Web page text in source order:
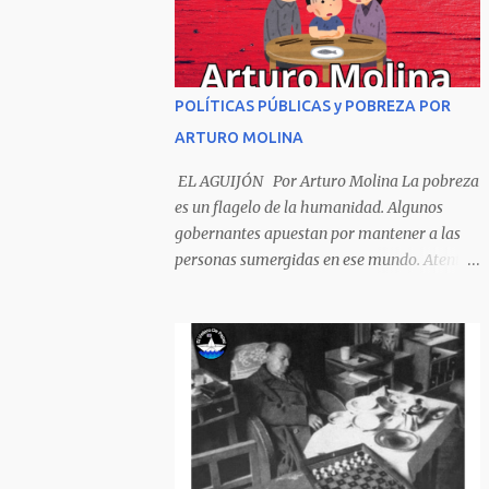
Sombrero encintado y chupa de boda. -
¡Muchacho, no salgas!- le grita mamá pero
él hace un gesto y orondo se va. Halló en el
camino, a un ratón vecino Y le dijo: -¡amigo!-
venga usted conmigo, Visitemos juntos a
doña ratona Y habrá francachela y habrá
comilona. A poco llegaron, y avanza ratón,
Estírase el cuello, coge el aldabón, Da dos o
tres golpes, preguntan: ¿quién es? -Yo doña
ratona, beso a usted los pies ¿Está usted en
algodón, pero eso no importa; bienvenidos
son. Se hicieron la venia, se dieron la mano, Y
dice Rat...
POLÍTICAS PÚBLICAS y POBREZA POR
ARTURO MOLINA
EL AGUIJÓN Por Arturo Molina La pobreza
es un flagelo de la humanidad. Algunos
gobernantes apuestan por mantener a las
personas sumergidas en ese mundo. Atentan
elude la política pública que cimiente las
bases para minimizar el impacto negativo
en el desarrollo de los países. Desarrollados,
sub desarrollados, atrasados y como se les
quiera llamar, son parte de un escenario
donde se conjuga el poder y el control en